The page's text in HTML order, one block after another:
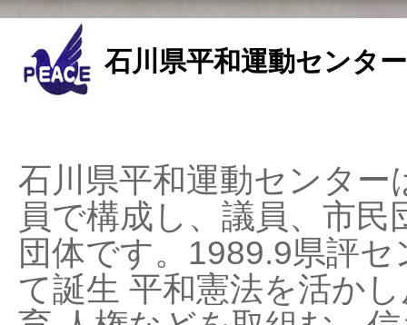
石川県平和運動センタ
石川県平和運動センタ
員で構成し、議員、市
団体です。1989.9県評
て誕生 平和憲法を活か